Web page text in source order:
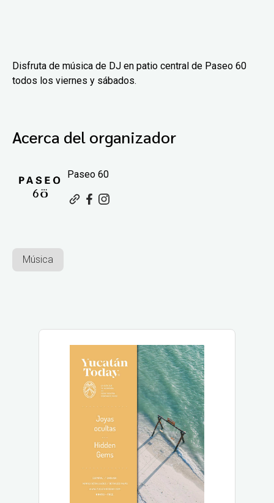
Disfruta de música de DJ en patio central de Paseo 60
todos los viernes y sábados.
Acerca del organizador
Paseo 60
Música